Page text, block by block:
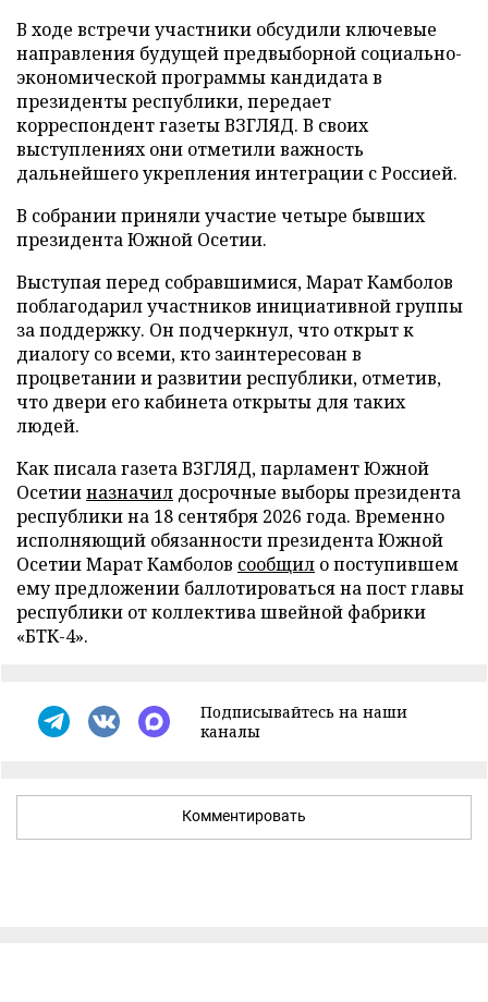
В ходе встречи участники обсудили ключевые
направления будущей предвыборной социально-
экономической программы кандидата в
президенты республики, передает
корреспондент газеты ВЗГЛЯД. В своих
выступлениях они отметили важность
дальнейшего укрепления интеграции с Россией.
В собрании приняли участие четыре бывших
президента Южной Осетии.
Выступая перед собравшимися, Марат Камболов
поблагодарил участников инициативной группы
за поддержку. Он подчеркнул, что открыт к
диалогу со всеми, кто заинтересован в
процветании и развитии республики, отметив,
что двери его кабинета открыты для таких
людей.
Как писала газета ВЗГЛЯД, парламент Южной
Осетииназначил досрочные выборы президента
республики на 18 сентября 2026 года. Временно
исполняющий обязанности президента Южной
Осетии Марат Камболов сообщил о поступившем
ему предложении баллотироваться на пост главы
республики от коллектива швейной фабрики
«БТК-4».
Подписывайтесь на наши
каналы
Комментировать